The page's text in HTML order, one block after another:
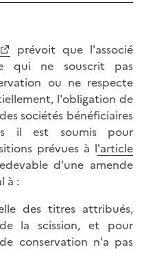
prévoit que l'associé
qui ne souscrit pas
ou ne respecte
l'obligation de
sociétés bénéficiaires
il est soumis pour
prévues à l'article
d'une amende
à :
des titres attribués,
la scission, et pour
conservation n'a pas